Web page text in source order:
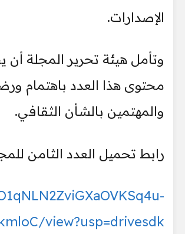
الإصدارات.
وتأمل هيئة تحرير المجلة
محتوى هذا العدد باهتمام
والمهتمين بالشأن الثقافي.
رابط تحميل العدد الثامن
view?usp=drivesdk